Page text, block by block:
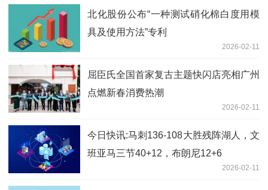
北化股份公布“一种测试硝化棉白度用模
具及使用方法”专利
2026-02-11
屈臣氏全国首家复古主题快闪店亮相广州
点燃新春消费热潮
2026-02-11
今日快讯:马刺136-108大胜残阵湖人，文
班亚马三节40+12，布朗尼12+6
2026-02-11